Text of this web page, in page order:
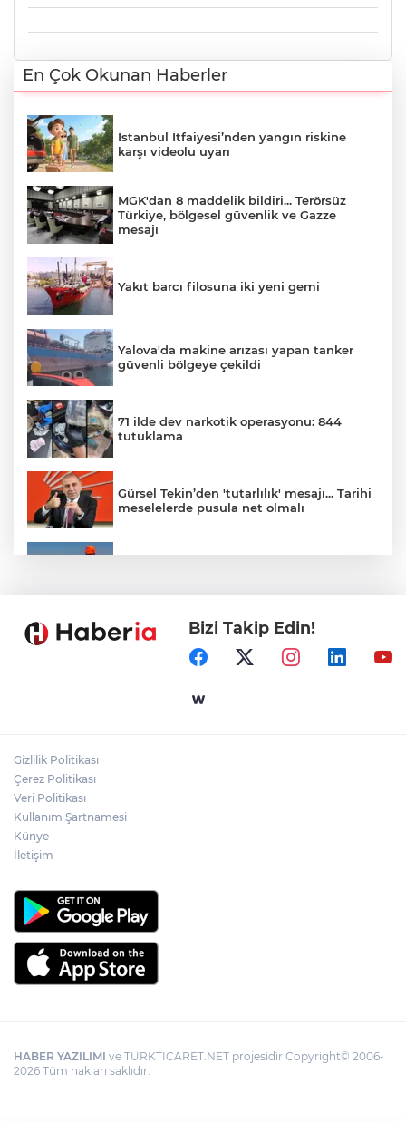
En Çok Okunan Haberler
İstanbul İtfaiyesi’nden yangın riskine
karşı videolu uyarı
MGK'dan 8 maddelik bildiri... Terörsüz
Türkiye, bölgesel güvenlik ve Gazze
mesajı
Yakıt barcı filosuna iki yeni gemi
Yalova'da makine arızası yapan tanker
güvenli bölgeye çekildi
71 ilde dev narkotik operasyonu: 844
tutuklama
Gürsel Tekin’den 'tutarlılık' mesajı... Tarihi
meselelerde pusula net olmalı
Samsun’da Alaçam'a yeni yaşam alanı
Yapay zekada onlarca uygulamanın
Bizi Takip Edin!
Gizlilik Politikası
Çerez Politikası
Veri Politikası
Kullanım Şartnamesi
Künye
İletişim
HABER YAZILIMI ve TURKTICARET.NET projesidir Copyright© 2006-
2026 Tüm hakları saklıdır.